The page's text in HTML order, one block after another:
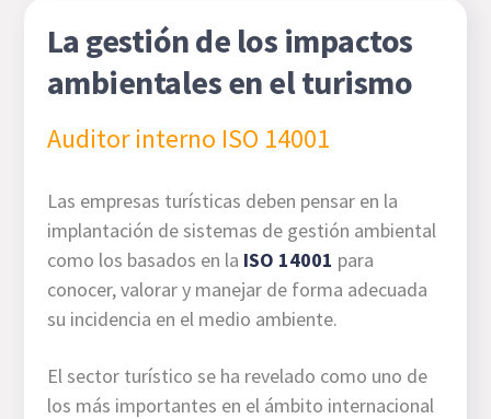
La gestión de los impactos
ambientales en el turismo
Auditor interno ISO 14001
Las empresas turísticas deben pensar en la
implantación de sistemas de gestión ambiental
como los basados en la ISO 14001 para
conocer, valorar y manejar de forma adecuada
su incidencia en el medio ambiente.
El sector turístico se ha revelado como uno de
los más importantes en el ámbito internacional